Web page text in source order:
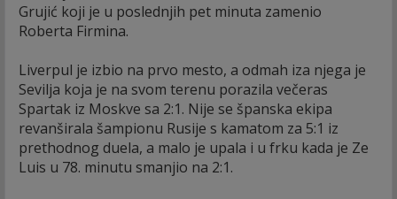
Grujić koji je u poslednjih pet minuta zamenio
Roberta Firmina.
Liverpul je izbio na prvo mesto, a odmah iza njega je
Sevilja koja je na svom terenu porazila večeras
Spartak iz Moskve sa 2:1. Nije se španska ekipa
revanširala šampionu Rusije s kamatom za 5:1 iz
prethodnog duela, a malo je upala i u frku kada je Ze
Luis u 78. minutu smanjio na 2:1.